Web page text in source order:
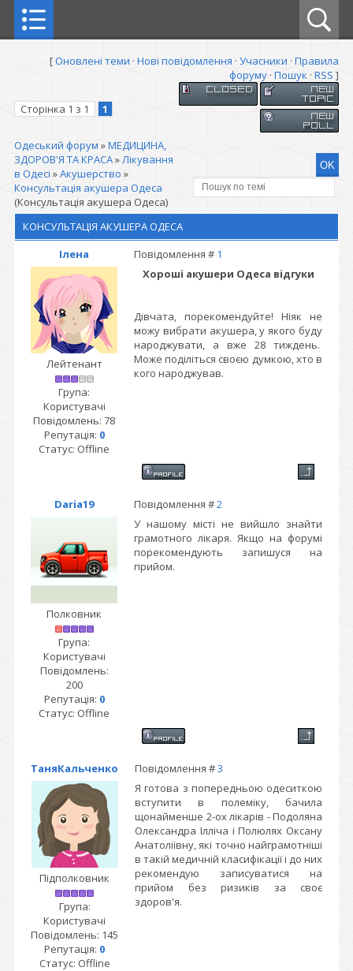
[Оновлені теми · Нові повідомлення · Учасники · Правила
форуму · Пошук · RSS ]
Сторінка 1 з 1 1
Одеський форум »МЕДИЦИНА,
ЗДОРОВ'Я ТА КРАСА»Лікування
в Одесі »Акушерство »
Консультація акушера Одеса
(Консультація акушера Одеса)
КОНСУЛЬТАЦІЯ АКУШЕРА ОДЕСА
Ілена
Повідомлення # 1
Лейтенант
Група:
Користувачі
Повідомлень: 78
Репутація: 0
Статус: Offline
Хороші акушери Одеса відгуки
Дівчата, порекомендуйте! Ніяк не
можу вибрати акушера, у якого буду
народжувати, а вже 28 тиждень.
Може поділіться своєю думкою, хто в
кого народжував.
Daria19 Повідомлення #2
Полковник
Група:
Користувачі
Повідомлень:
200
Репутація: 0
Статус: Offline
У нашому місті не вийшло знайти
грамотного лікаря. Якщо на форумі
порекомендують запишуся на
прийом.
ТаняКальченко Повідомлення #3
Підполковник
Група:
Користувачі
Повідомлень: 145
Репутація: 0
Статус: Offline
Я готова з попередньою одеситкою
вступити в полеміку, бачила
щонайменше 2-ох лікарів - Подоляна
Олександра Ілліча і Полюлях Оксану
Анатоліївну, які точно найграмотніші
в такій медичній класифікації і до них
рекомендую записуватися на
прийом без ризиків за своє
здоров'я.